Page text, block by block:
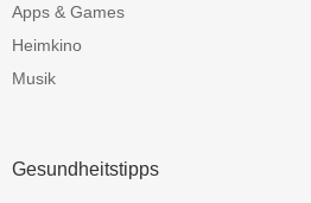
Apps & Games
Heimkino
Musik
Gesundheitstipps